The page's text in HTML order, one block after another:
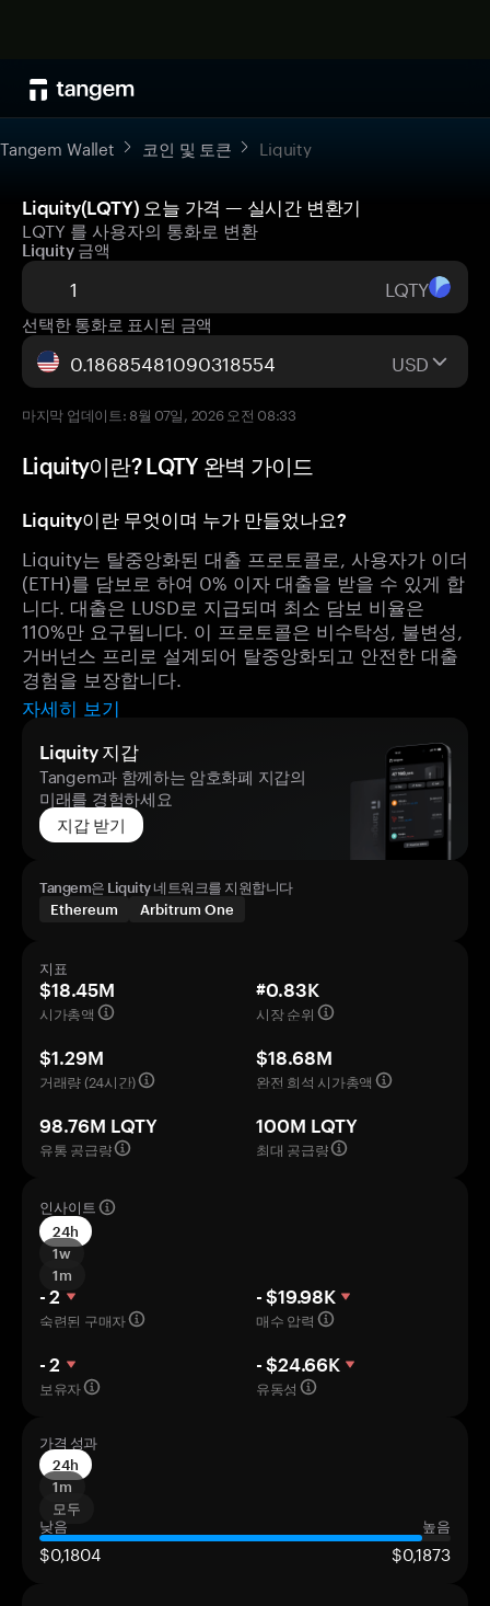
Tangem Wallet 코인 및 토큰 Liquity
Liquity(LQTY) 오늘 가격 — 실시간 변환기
LQTY 를 사용자의 통화로 변환
Liquity 금액
LQTY
선택한 통화로 표시된 금액
USD
마지막 업데이트: 8월 07일, 2026 오전 08:33
Liquity이란? LQTY 완벽 가이드
Liquity이란 무엇이며 누가 만들었나요?
Liquity는 탈중앙화된 대출 프로토콜로, 사용자가 이더
(ETH)를 담보로 하여 0% 이자 대출을 받을 수 있게 합
니다. 대출은 LUSD로 지급되며 최소 담보 비율은
110%만 요구됩니다. 이 프로토콜은 비수탁성, 불변성,
거버넌스 프리로 설계되어 탈중앙화되고 안전한 대출
경험을 보장합니다.
자세히 보기
Liquity 지갑
Tangem과 함께하는 암호화폐 지갑의
미래를 경험하세요
지갑 받기
Tangem은 Liquity 네트워크를 지원합니다
Ethereum
Arbitrum One
지표
$18.45M
시가총액
#0.83K
시장 순위
$1.29M
거래량 (24시간)
$18.68M
완전 희석 시가총액
98.76M LQTY
유통 공급량
100M LQTY
최대 공급량
인사이트
24h
1w
1m
- 2
숙련된 구매자
- $19.98K
매수 압력
- 2
보유자
- $24.66K
유동성
가격 성과
24h
1m
모두
낮음
높음
$0,1804 $0,1873